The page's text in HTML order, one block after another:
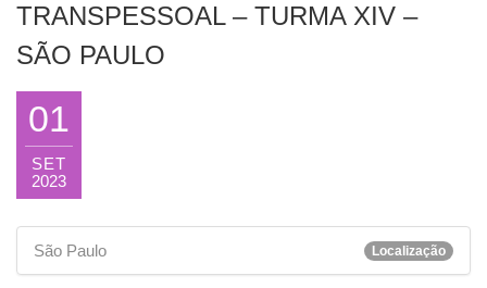
TRANSPESSOAL – TURMA XIV –
SÃO PAULO
01
SET
2023
São Paulo Localização